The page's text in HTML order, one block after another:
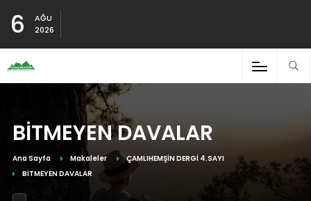
6
AĞU
2026
BİTMEYEN DAVALAR
Ana Sayfa Makaleler
ÇAMLIHEMŞİN DERGİ 4.SAYI
BİTMEYEN DAVALAR